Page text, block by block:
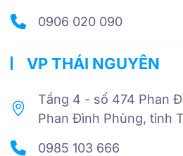
0906 020 090
VP THÁI NGUYÊN
Tầng 4 - số 474 Phan
Phan Đình Phùng, tỉnh
0985 103 666